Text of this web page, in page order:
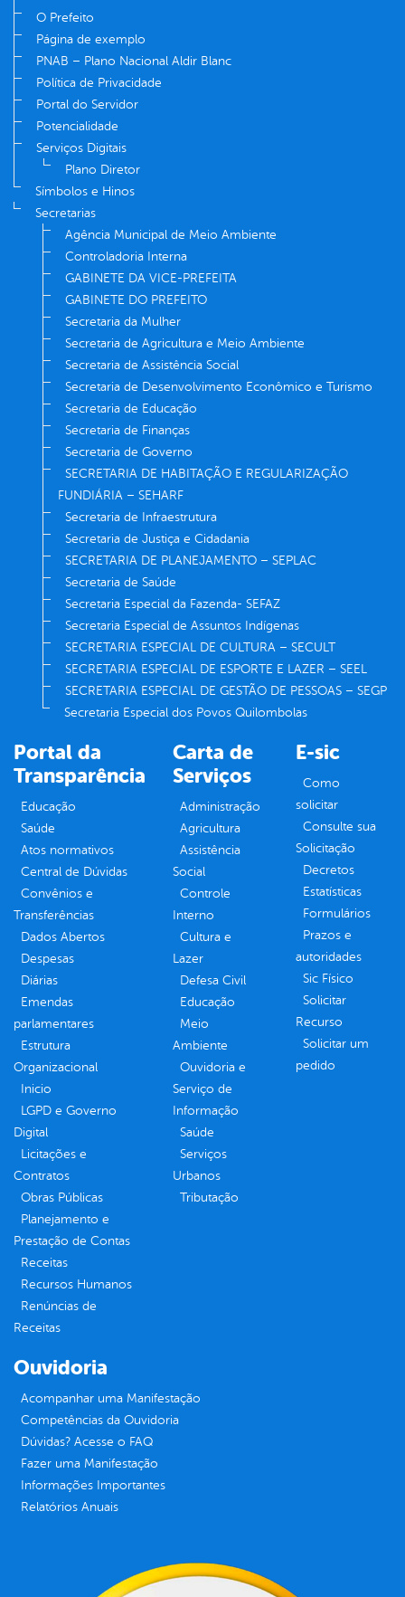
O Prefeito
Página de exemplo
PNAB – Plano Nacional Aldir Blanc
Política de Privacidade
Portal do Servidor
Potencialidade
Serviços Digitais
Plano Diretor
Símbolos e Hinos
Secretarias
Agência Municipal de Meio Ambiente
Controladoria Interna
GABINETE DA VICE-PREFEITA
GABINETE DO PREFEITO
Secretaria da Mulher
Secretaria de Agricultura e Meio Ambiente
Secretaria de Assistência Social
Secretaria de Desenvolvimento Econômico e Turismo
Secretaria de Educação
Secretaria de Finanças
Secretaria de Governo
SECRETARIA DE HABITAÇÃO E REGULARIZAÇÃO
FUNDIÁRIA – SEHARF
Secretaria de Infraestrutura
Secretaria de Justiça e Cidadania
SECRETARIA DE PLANEJAMENTO – SEPLAC
Secretaria de Saúde
Secretaria Especial da Fazenda- SEFAZ
Secretaria Especial de Assuntos Indígenas
SECRETARIA ESPECIAL DE CULTURA – SECULT
SECRETARIA ESPECIAL DE ESPORTE E LAZER – SEEL
SECRETARIA ESPECIAL DE GESTÃO DE PESSOAS – SEGP
Secretaria Especial dos Povos Quilombolas
Portal da
Transparência
Educação
Saúde
Atos normativos
Central de Dúvidas
Convênios e
Transferências
Dados Abertos
Despesas
Diárias
Emendas
parlamentares
Estrutura
Organizacional
Inicio
LGPD e Governo
Digital
Licitações e
Contratos
Obras Públicas
Planejamento e
Prestação de Contas
Receitas
Recursos Humanos
Renúncias de
Receitas
Carta de
Serviços
Administração
Agricultura
Assistência
Social
Controle
Interno
Cultura e
Lazer
Defesa Civil
Educação
Meio
Ambiente
Ouvidoria e
Serviço de
Informação
Saúde
Serviços
Urbanos
Tributação
E-sic
Como
solicitar
Consulte sua
Solicitação
Decretos
Estatísticas
Formulários
Prazos e
autoridades
Sic Físico
Solicitar
Recurso
Solicitar um
pedido
Ouvidoria
Acompanhar uma Manifestação
Competências da Ouvidoria
Dúvidas? Acesse o FAQ
Fazer uma Manifestação
Informações Importantes
Relatórios Anuais